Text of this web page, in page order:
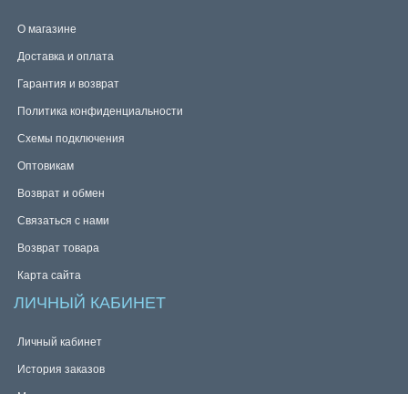
О магазине
Доставка и оплата
Гарантия и возврат
Политика конфиденциальности
Схемы подключения
Оптовикам
Возврат и обмен
Связаться с нами
Возврат товара
Карта сайта
ЛИЧНЫЙ КАБИНЕТ
Личный кабинет
История заказов